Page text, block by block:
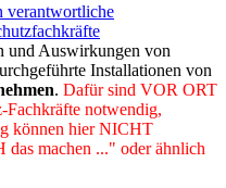
verantwortliche
und Auswirkungen von
Installationen von
. Dafür sind VOR ORT
Fachkräfte notwendig,
können hier NICHT
machen ..." oder ähnlich